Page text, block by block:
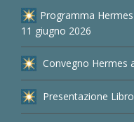
Programma
11 giugno 2026
Convegno Hermes
Presentazione